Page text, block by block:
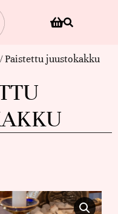
/ Paistettu juustokakku